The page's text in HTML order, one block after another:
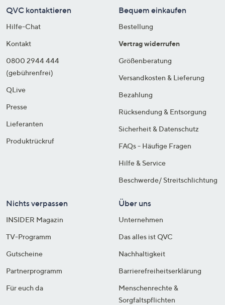
QVC kontaktieren
Hilfe-Chat
Kontakt
0800 2944 444
(gebührenfrei)
QLive
Presse
Lieferanten
Produktrückruf
Bequem einkaufen
Bestellung
Vertrag widerrufen
Größenberatung
Versandkosten & Lieferung
Bezahlung
Rücksendung & Entsorgung
Sicherheit & Datenschutz
FAQs - Häufige Fragen
Hilfe & Service
Beschwerde/ Streitschlichtung
Nichts verpassen
INSIDER Magazin
TV-Programm
Gutscheine
Partnerprogramm
Für euch da
Über uns
Unternehmen
Das alles ist QVC
Nachhaltigkeit
Barrierefreiheitserklärung
Menschenrechte &
Sorgfaltspflichten